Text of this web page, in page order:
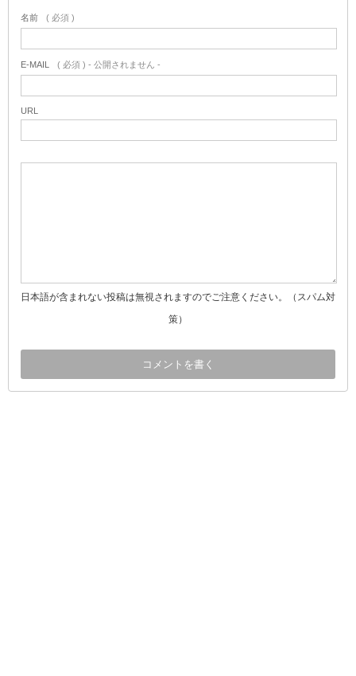
名前 ( 必須 )
E-MAIL ( 必須 ) - 公開されません -
URL
日本語が含まれない投稿は無視されますのでご注意ください。（スパム対
策）